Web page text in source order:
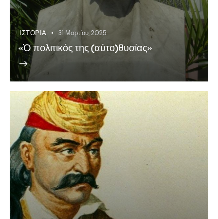
ΙΣΤΟΡΊΑ 31 Μαρτίου, 2025
«Ὁ πολιτικός της (αὐτο)θυσίας»